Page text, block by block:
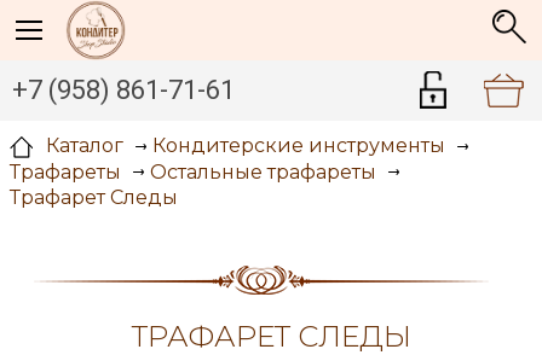
+7 (958) 861-71-61
Каталог
Кондитерские инструменты
Трафареты
Остальные трафареты
Трафарет Следы
ТРАФАРЕТ СЛЕДЫ